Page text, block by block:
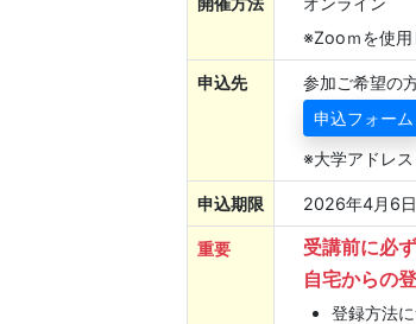
※Zooｍを使用
申込先
参加ご希望の
申込フォーム
※大学アドレ
申込期限 2026年4月6日
重要
受講前に必
自宅からの
登録方法